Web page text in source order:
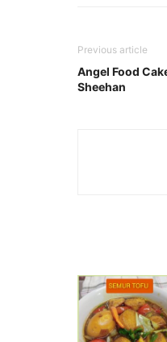
Previous article
Angel Food
Sheehan